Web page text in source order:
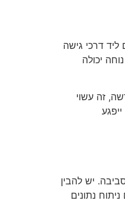
דרכי גישה
יכולה
זה עשוי
יש להבין
נתונים